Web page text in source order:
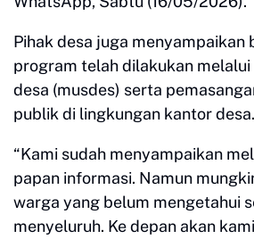
Pihak desa juga menyampaikan
program telah dilakukan
desa (musdes) serta
publik di lingkungan kantor desa.
“Kami sudah menyampaikan
papan informasi. Namun
warga yang belum mengetahui
menyeluruh. Ke depan akan